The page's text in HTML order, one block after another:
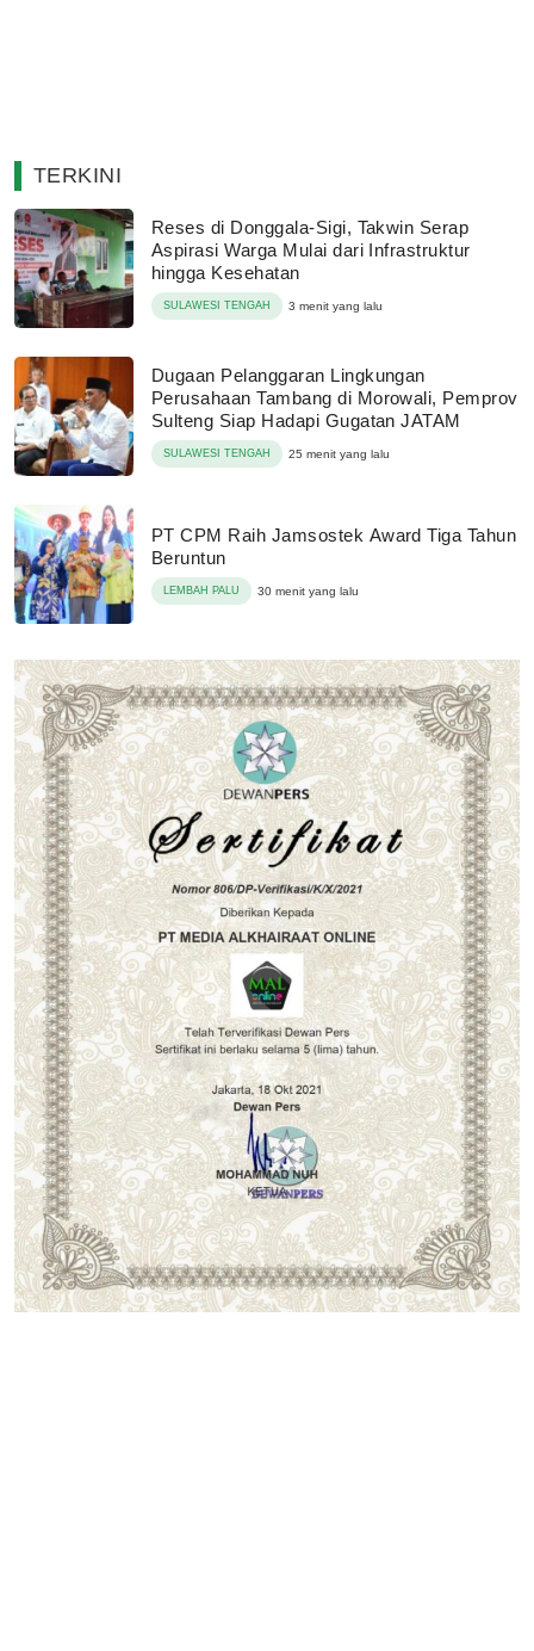
TERKINI
Reses di Donggala-Sigi, Takwin Serap
Aspirasi Warga Mulai dari Infrastruktur
hingga Kesehatan
SULAWESI TENGAH 3 menit yang lalu
Dugaan Pelanggaran Lingkungan
Perusahaan Tambang di Morowali, Pemprov
Sulteng Siap Hadapi Gugatan JATAM
SULAWESI TENGAH 25 menit yang lalu
PT CPM Raih Jamsostek Award Tiga Tahun
Beruntun
LEMBAH PALU 30 menit yang lalu